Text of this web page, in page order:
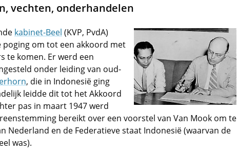
vechten, onderhandelen
kabinet-Beel (KVP, PvdA)
poging om tot een akkoord met
te komen. Er werd een
onder leiding van oud-
, die in Indonesië ging
leidde dit tot het Akkoord
pas in maart 1947 werd
bereikt over een voorstel van Van Mook om te
Nederland en de Federatieve staat Indonesië (waarvan de
was).